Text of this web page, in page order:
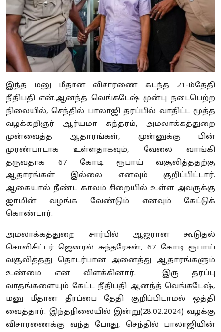
இந்த மனு மீதான விசாரணை கடந்த 21-ம்தேதி
நீதிபதி என்.ஆனந்த் வெங்கடேஷ் முன்பு நடைபெற்ற
நிலையில், செந்தில் பாலாஜி தரப்பில் வாதிட்ட மூத்த
வழக்கறிஞர் ஆர்யமா சுந்தரம், அமலாக்கத்துறை
முன்வைத்த ஆதாரங்கள், முன்னுக்கு பின்
முரண்பாடாக உள்ளதாகவும், வேலை வாங்கி
தருவதாக 67 கோடி ரூபாய் வசூலித்ததற்கு
ஆதாரங்கள் இல்லை எனவும் குறிப்பிட்டார்.
ஆகையால் நீண்ட காலம் சிறையில் உள்ள அவருக்கு
ஜாமின் வழங்க வேண்டும் எனவும் கேட்டுக்
கொண்டார்.
அமலாக்கத்துறை சார்பில் ஆஜரான கூடுதல்
சொலிசிட்டர் ஜெனரல் சுந்தரேசன், 67 கோடி ரூபாய்
வசூலித்தது தொடர்பான அனைத்து ஆதாரங்களும்
உண்மை என விளக்கினார். இரு தரப்பு
வாதங்களையும் கேட்ட நீதிபதி ஆனந்த் வெங்கடேஷ்,
மனு மீதான தீர்ப்பை தேதி குறிப்பிடாமல் ஒத்தி
வைத்தார். இந்தநிலையில் இன்று(28.02.2024) வழக்கு
விசாரணைக்கு வந்த போது, செந்தில் பாலாஜியின்